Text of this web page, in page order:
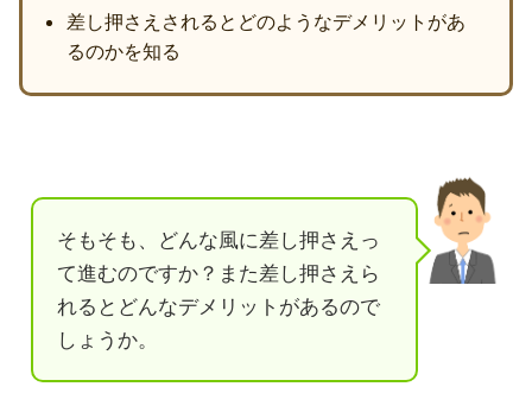
差し押さえされるとどのようなデメリットがあ
るのかを知る
そもそも、どんな風に差し押さえっ
て進むのですか？また差し押さえら
れるとどんなデメリットがあるので
しょうか。